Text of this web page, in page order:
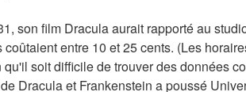
son film Dracula aurait rapporté au
entre 10 et 25 cents. (Les
soit difficile de trouver des données
Dracula et Frankenstein a poussé